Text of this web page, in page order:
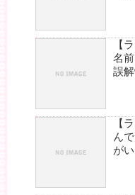
【
名
誤
【
ん
が